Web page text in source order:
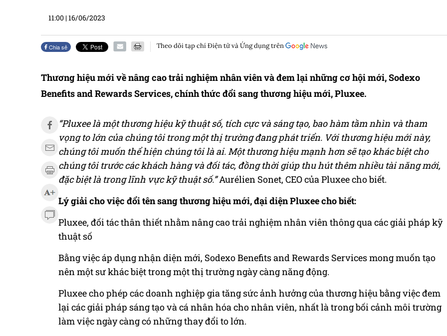
11:00 |16/06/2023
Chia sẻ Theo dõi tạp chí Điện tử và Ứng dụng trên
Thương hiệu mới về nâng cao trải nghiệm nhân viên và đem lại những cơ hội mới, Sodexo
Benefits and Rewards Services, chính thức đổi sang thương hiệu mới, Pluxee.
“Pluxee là một thương hiệu kỹ thuật số, tích cực và sáng tạo, bao hàm tầm nhìn và tham
vọng to lớn của chúng tôi trong một thị trường đang phát triển. Với thương hiệu mới này,
chúng tôi muốn thể hiện chúng tôi là ai. Một thương hiệu mạnh hơn sẽ tạo khác biệt cho
chúng tôi trước các khách hàng và đối tác, đồng thời giúp thu hút thêm nhiều tài năng mới,
đặc biệt là trong lĩnh vực kỹ thuật số.”Aurélien Sonet, CEO của Pluxee cho biết.
Lý giải cho việc đổi tên sang thương hiệu mới, đại diện Pluxee cho biết:
Pluxee, đối tác thân thiết nhằm nâng cao trải nghiệm nhân viên thông qua các giải pháp kỹ
thuật số
Bằng việc áp dụng nhận diện mới, Sodexo Benefits and Rewards Services mong muốn tạo
nên một sư khác biệt trong một thị trường ngày càng năng động.
Pluxee cho phép các doanh nghiệp gia tăng sức ảnh hưởng của thương hiệu bằng việc đem
lại các giải pháp sáng tạo và cá nhân hóa cho nhân viên, nhất là trong bối cảnh môi trường
làm việc ngày càng có những thay đổi to lớn.